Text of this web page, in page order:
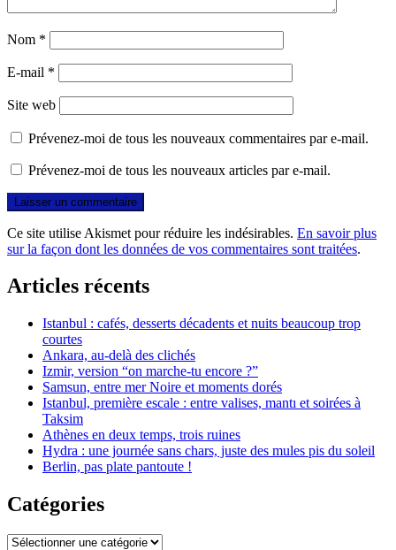
Nom *
E-mail *
Site web
Prévenez-moi de tous les nouveaux commentaires par e-mail.
Prévenez-moi de tous les nouveaux articles par e-mail.
Ce site utilise Akismet pour réduire les indésirables. En savoir plus
sur la façon dont les données de vos commentaires sont traitées.
Articles récents
Istanbul : cafés, desserts décadents et nuits beaucoup trop
courtes
Ankara, au-delà des clichés
Izmir, version “on marche-tu encore ?”
Samsun, entre mer Noire et moments dorés
Istanbul, première escale : entre valises, mantı et soirées à
Taksim
Athènes en deux temps, trois ruines
Hydra : une journée sans chars, juste des mules pis du soleil
Berlin, pas plate pantoute !
Catégories
Catégories